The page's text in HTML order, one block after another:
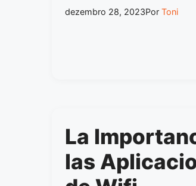
dezembro 28, 2023Por Toni
La
las